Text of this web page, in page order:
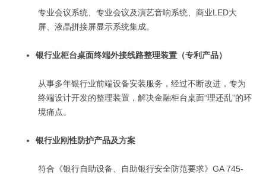
专业会议系统、专业会议及演艺音响系统、商业LED大
屏、液晶拼接屏显示系统集成。
银行业柜台桌面终端外接线路整理装置（专利产品）
从事多年银行业前端设备安装服务，经过不断改进，专为
终端设计开发的整理装置，解决金融柜台桌面“理还乱”的环
境痛点。
银行业刚性防护产品及方案
符合《银行自助设备、自助银行安全防范要求》GA 745-